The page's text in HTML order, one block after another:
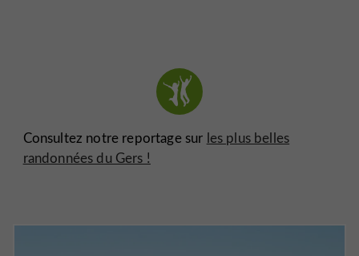
Consultez notre reportage sur les plus belles
randonnées du Gers !